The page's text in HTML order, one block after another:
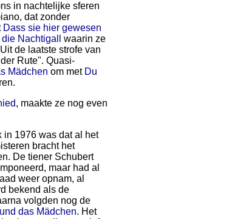
in nachtelijke sferen
dat zonder
Dass sie hier gewesen
Nachtigall
waarin ze
de laatste strofe van
Rute". Quasi-
Mädchen om met Du
, maakte ze nog even
in 1976 was dat al het
bracht het
De tiener Schubert
maar had al
weer opnam, al
bekend als de
volgden nog de
das Mädchen. Het